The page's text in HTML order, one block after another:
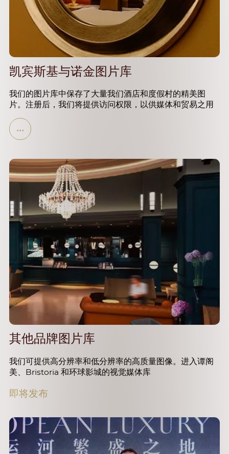
凯宾斯基与诺金图片库
我们的图片库中保存了大量我们酒店和度假村的精美图
片。注册后，我们将提供访问权限，以供媒体和贸易之用
其他品牌图片库
我们可提供高分辨率和低分辨率的高质量图像。进入谭阁
美、Bristoria 和环球影城的视觉媒体库
即将发布